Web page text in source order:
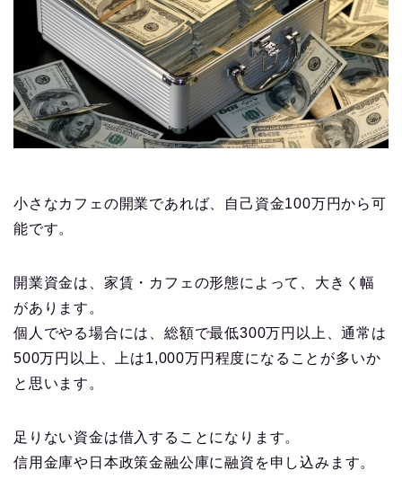
小さなカフェの開業であれば、自己資金100万円から可
能です。
開業資金は、家賃・カフェの形態によって、大きく幅
があります。
個人でやる場合には、総額で最低300万円以上、通常は
500万円以上、上は1,000万円程度になることが多いか
と思います。
足りない資金は借入することになります。
信用金庫や日本政策金融公庫に融資を申し込みます。